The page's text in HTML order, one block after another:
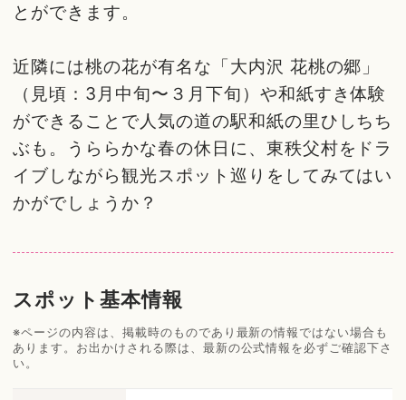
とができます。
近隣には桃の花が有名な「大内沢 花桃の郷」
（見頃：3月中旬〜３月下旬）や和紙すき体験
ができることで人気の道の駅和紙の里ひしちち
ぶも。うららかな春の休日に、東秩父村をドラ
イブしながら観光スポット巡りをしてみてはい
かがでしょうか？
スポット基本情報
※ページの内容は、掲載時のものであり最新の情報ではない場合も
あります。お出かけされる際は、最新の公式情報を必ずご確認下さ
い。